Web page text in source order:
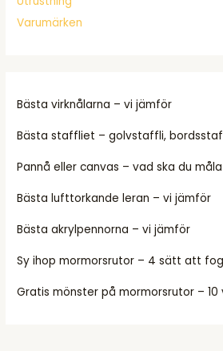
Varumärken
Bästa virknålarna – vi jämför
Bästa staffliet – golvstaffli,
Pannå eller canvas – vad ska du
Bästa lufttorkande leran – vi jämför
Bästa akrylpennorna – vi jämför
Sy ihop mormorsrutor – 4 sätt att
Gratis mönster på mormorsrutor –